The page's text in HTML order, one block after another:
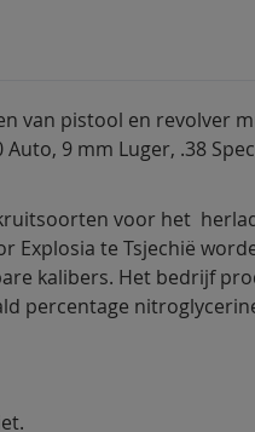
van pistool en revolver
9 mm Luger, .38
voor het
Explosia te Tsjechië
kalibers. Het bedrijf
percentage